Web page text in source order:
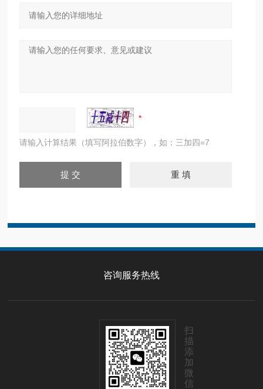
请输入计算结果（填写阿拉伯数字），如：三加四=7
咨询服务热线
扫
描
添
加
微
信